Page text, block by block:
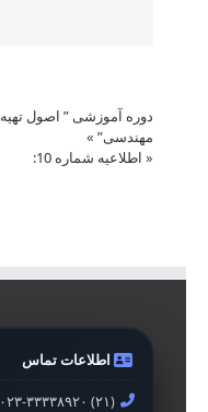
مهندسی” »
« اطلاعیه شماره 10:
اطلاعات تماس
۰۲۳-۳۳۳۳۸۹۲۰ (۲۱)